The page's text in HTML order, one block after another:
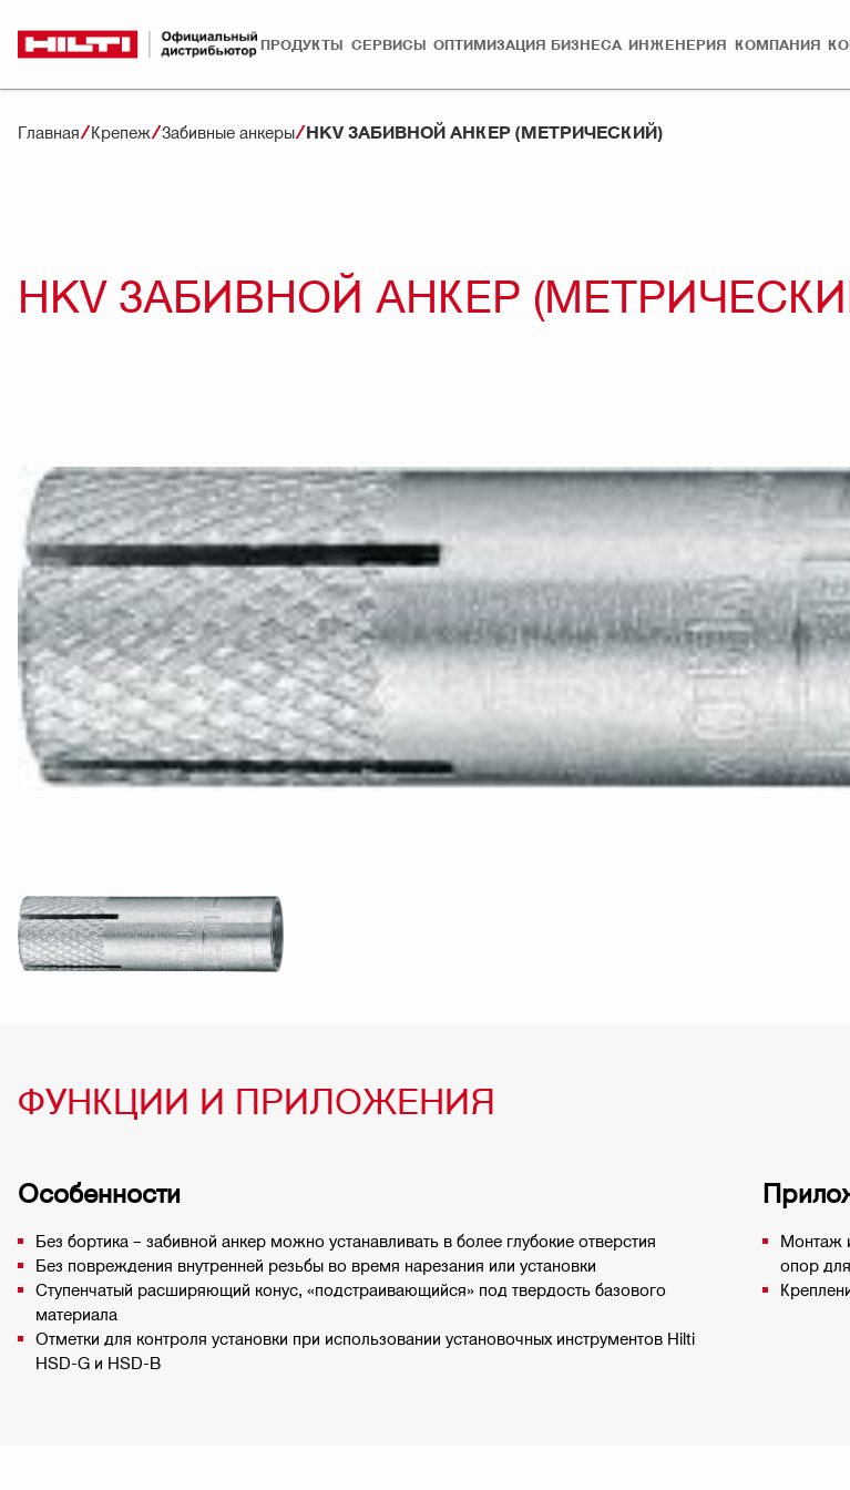
ПРОДУКТЫ СЕРВИСЫ ОПТИМИЗАЦИЯ БИЗНЕСА ИНЖЕНЕРИЯ КОМПАНИЯ
Главная Крепеж Забивные анкеры HKV ЗАБИВНОЙ АНКЕР (МЕТРИЧЕСКИЙ)
HKV ЗАБИВНОЙ АНКЕР
ФУНКЦИИ И ПРИЛОЖЕНИЯ
Особенности
Без бортика – забивной анкер можно устанавливать в более глубокие отверстия
Без повреждения внутренней резьбы во время нарезания или установки
Ступенчатый расширяющий конус, «подстраивающийся» под твердость базового
материала
Отметки для контроля установки при использовании установочных инструментов Hilti
HSD-G и HSD-B
Монтаж
опор